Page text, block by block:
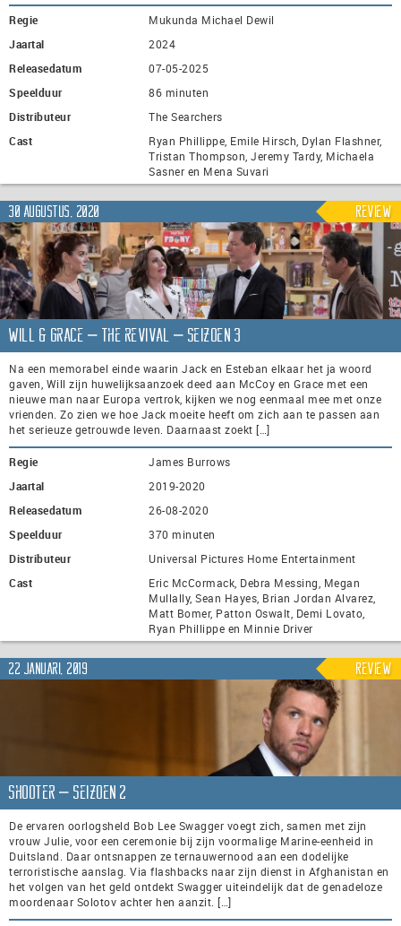
Regie
Mukunda Michael Dewil
Jaartal
2024
Releasedatum
07-05-2025
Speelduur
86 minuten
Distributeur
The Searchers
Cast
Ryan Phillippe, Emile Hirsch, Dylan Flashner,
Tristan Thompson, Jeremy Tardy, Michaela
Sasner en Mena Suvari
30 augustus, 2020 Review
Will & Grace – the revival – seizoen 3
Na een memorabel einde waarin Jack en Esteban elkaar het ja woord
gaven, Will zijn huwelijksaanzoek deed aan McCoy en Grace met een
nieuwe man naar Europa vertrok, kijken we nog eenmaal mee met onze
vrienden. Zo zien we hoe Jack moeite heeft om zich aan te passen aan
het serieuze getrouwde leven. Daarnaast zoekt […]
Regie
James Burrows
Jaartal
2019-2020
Releasedatum
26-08-2020
Speelduur
370 minuten
Distributeur
Universal Pictures Home Entertainment
Cast
Eric McCormack, Debra Messing, Megan
Mullally, Sean Hayes, Brian Jordan Alvarez,
Matt Bomer, Patton Oswalt, Demi Lovato,
Ryan Phillippe en Minnie Driver
22 januari, 2019 Review
Shooter – seizoen 2
De ervaren oorlogsheld Bob Lee Swagger voegt zich, samen met zijn
vrouw Julie, voor een ceremonie bij zijn voormalige Marine-eenheid in
Duitsland. Daar ontsnappen ze ternauwernood aan een dodelijke
terroristische aanslag. Via flashbacks naar zijn dienst in Afghanistan en
het volgen van het geld ontdekt Swagger uiteindelijk dat de genadeloze
moordenaar Solotov achter hen aanzit. […]